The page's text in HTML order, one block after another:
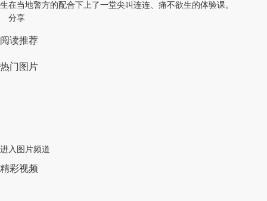
生在当地警方的配合下上了一堂尖叫连连、痛不欲生的体验课。
分享
阅读推荐
热门图片
进入图片频道
精彩视频